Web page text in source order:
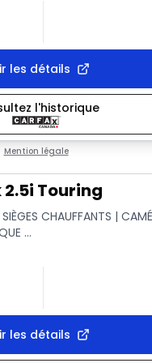
les détails
l'historique
Mention légale
Touring
CHAUFFANTS |
...
les détails